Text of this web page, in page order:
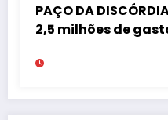
PAÇO DA
2,5 milhões de
pede “acordo”
milhões